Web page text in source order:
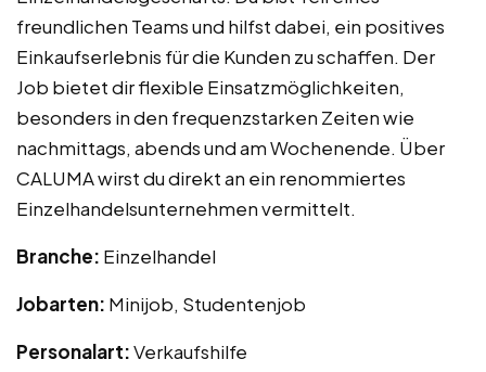
freundlichen Teams und hilfst dabei, ein positives
Einkaufserlebnis für die Kunden zu schaffen. Der
Job bietet dir flexible Einsatzmöglichkeiten,
besonders in den frequenzstarken Zeiten wie
nachmittags, abends und am Wochenende. Über
CALUMA wirst du direkt an ein renommiertes
Einzelhandelsunternehmen vermittelt.
Branche: Einzelhandel
Jobarten: Minijob, Studentenjob
Personalart:Verkaufshilfe